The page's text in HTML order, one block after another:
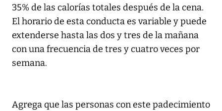
35% de las calorías totales después de la cena.
El horario de esta conducta es variable y puede
extenderse hasta las dos y tres de la mañana
con una frecuencia de tres y cuatro veces por
semana.
Agrega que las personas con este padecimiento